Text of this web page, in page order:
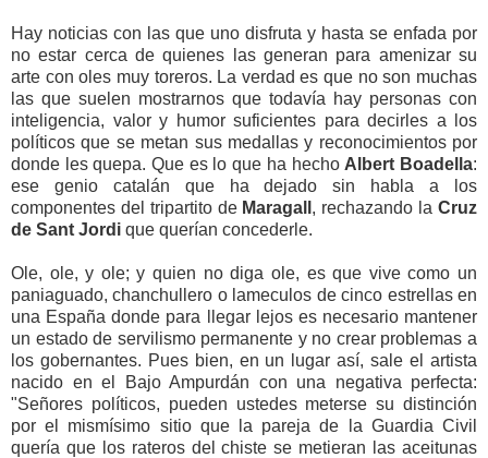
Hay noticias con las que uno disfruta y hasta se enfada por
no estar cerca de quienes las generan para amenizar su
arte con oles muy toreros. La verdad es que no son muchas
las que suelen mostrarnos que todavía hay personas con
inteligencia, valor y humor suficientes para decirles a los
políticos que se metan sus medallas y reconocimientos por
donde les quepa. Que es lo que ha hecho Albert Boadella:
ese genio catalán que ha dejado sin habla a los
componentes del tripartito de Maragall , rechazando laCruz
de Sant Jordi que querían concederle.
Ole, ole, y ole; y quien no diga ole, es que vive como un
paniaguado, chanchullero o lameculos de cinco estrellas en
una España donde para llegar lejos es necesario mantener
un estado de servilismo permanente y no crear problemas a
los gobernantes. Pues bien, en un lugar así, sale el artista
nacido en el Bajo Ampurdán con una negativa perfecta:
"Señores políticos, pueden ustedes meterse su distinción
por el mismísimo sitio que la pareja de la Guardia Civil
quería que los rateros del chiste se metieran las aceitunas